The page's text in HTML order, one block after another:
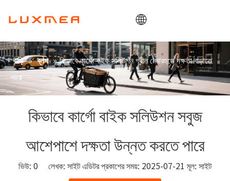
বাড়ি
কোম্পানি
কার্গোবাইক
ইউটিলিটি
যোগাযোগ
বাড়ি » ব্লগ » ​কিভাবে কার্গো বাইক সলিউশন গ্রীন নেবারহুডে দক্ষতা বাড়াতে
পারে
কিভাবে কার্গো বাইক সলিউশন সবুজ
আশেপাশে দক্ষতা উন্নত করতে পারে
ভিউ: 0 লেখক: সাইট এডিটর প্রকাশের সময়: 2025-07-21 মূল: সাইট